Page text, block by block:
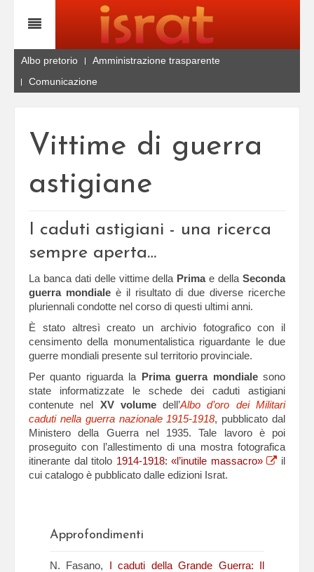
Albo pretorio
Amministrazione trasparente
Comunicazione
Vittime di guerra
astigiane
I caduti astigiani - una ricerca
sempre aperta…
La banca dati delle vittime della Primae dellaSeconda
guerra mondialeè il risultato di due diverse ricerche
pluriennali condotte nel corso di questi ultimi anni.
È stato altresì creato un archivio fotografico con il
censimento della monumentalistica riguardante le due
guerre mondiali presente sul territorio provinciale.
Per quanto riguarda la Prima guerra mondialesono
state informatizzate le schede dei caduti astigiani
contenute nel XV volumedell’Albo d’oro dei Militari
caduti nella guerra nazionale 1915-1918, pubblicato dal
Ministero della Guerra nel 1935. Tale lavoro è poi
proseguito con l’allestimento di una mostra fotografica
itinerante dal titolo 1914-1918: «l’inutile massacro»
il
cui catalogo è pubblicato dalle edizioni Israt.
Approfondimenti
N. Fasano,
I caduti della Grande Guerra: Il